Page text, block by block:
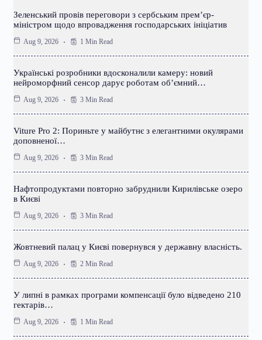
Зеленський провів переговори з сербським прем’єр-
міністром щодо впровадження господарських ініціатив
Aug 9, 2026 1 Min Read
Українські розробники вдосконалили камеру: новий
нейроморфний сенсор дарує роботам об’ємний…
Aug 9, 2026 3 Min Read
Viture Pro 2: Пориньте у майбутнє з елегантними окулярами
доповненої…
Aug 9, 2026 3 Min Read
Нафтопродуктами повторно забруднили Кирилівське озеро
в Києві
Aug 9, 2026 3 Min Read
Жовтневий палац у Києві повернувся у державну власність.
Aug 9, 2026 2 Min Read
У липні в рамках програми компенсації було відведено 210
гектарів…
Aug 9, 2026 1 Min Read